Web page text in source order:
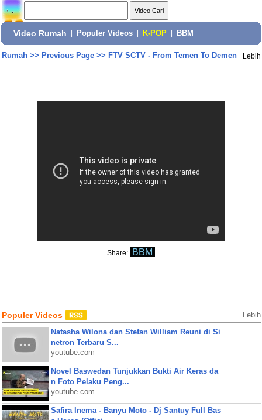
Video Rumah Populer Videos K-POP BBM
Rumah>> Previous Page>> FTV SCTV - From Temen To Demen Lebih
Share: BBM
Populer Videos Lebih
Natasha Wilona dan Stefan William Reuni di Si
netron Terbaru S...
youtube.com
Novel Baswedan Tunjukkan Bukti Air Keras da
n Foto Pelaku Peng...
youtube.com
Safira Inema - Banyu Moto - Dj Santuy Full Bas